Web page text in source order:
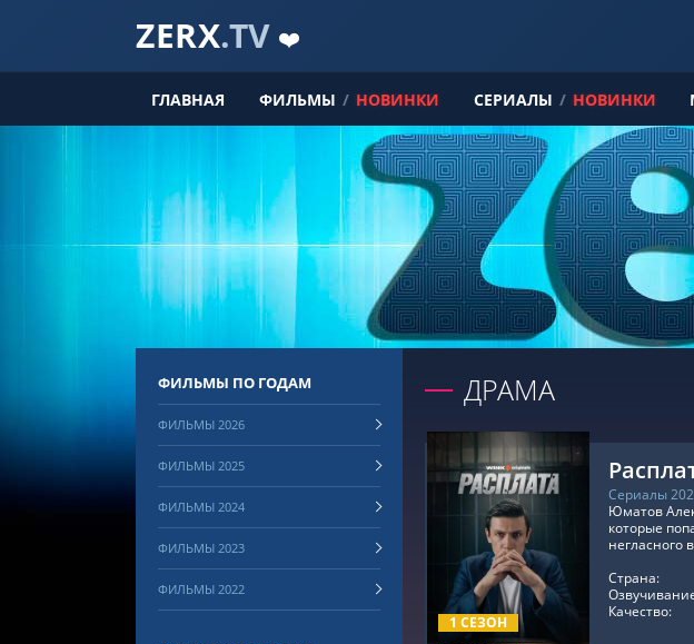
ZERX.TV ❤️
ГЛАВНАЯ ФИЛЬМЫ / НОВИНКИ СЕРИАЛЫ / НОВИНКИ
ДРАМА
1 СЕЗОН
СМОТРЕТЬ ОНЛАЙН
Сериалы
Юматов
которые
негласного
Страна:
Качество:
ФИЛЬМЫ ПО ГОДАМ
ФИЛЬМЫ 2026
ФИЛЬМЫ 2025
ФИЛЬМЫ 2024
ФИЛЬМЫ 2023
ФИЛЬМЫ 2022